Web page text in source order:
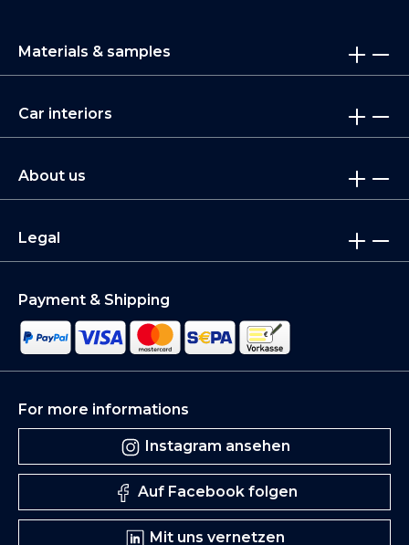
Materials & samples
Car interiors
About us
Legal
Payment & Shipping
For more informations
Instagram ansehen
Auf Facebook folgen
Mit uns vernetzen